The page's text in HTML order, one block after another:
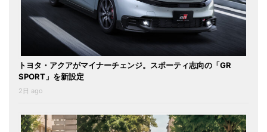
トヨタ・アクアがマイナーチェンジ。スポーティ志向の「GR
SPORT」を新設定
2日 ago